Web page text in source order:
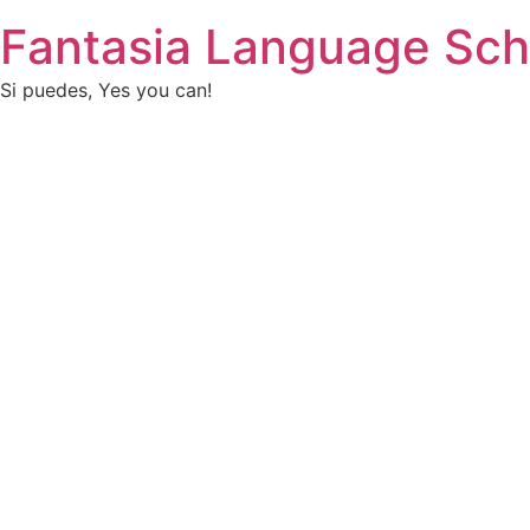
Fantasia Language
Si puedes, Yes you can!